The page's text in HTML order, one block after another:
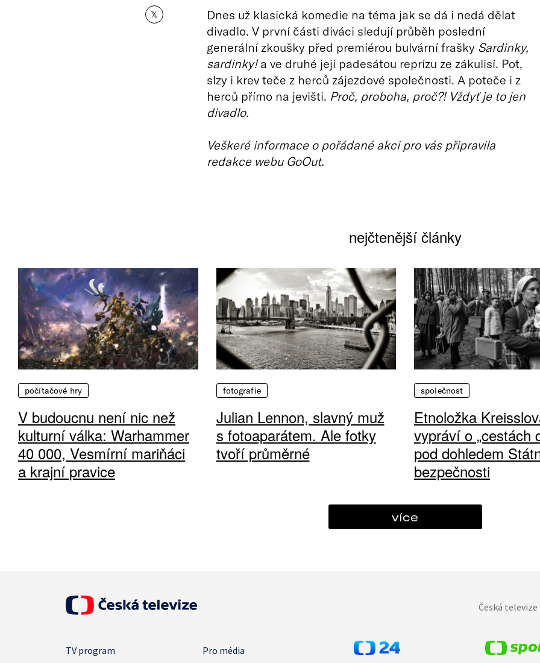
𝕏
Dnes už klasická komedie na téma jak se dá i nedá dělat
divadlo. V první části diváci sledují průběh poslední
generální zkoušky před premiérou bulvární frašky Sardinky,
sardinky!a ve druhé její padesátou reprízu ze zákulisí. Pot,
slzy i krev teče z herců zájezdové společnosti. A poteče i z
herců přímo na jevišti. Proč, proboha, proč?! Vždyť je to jen
divadlo.
Veškeré informace o pořádané akci pro vás připravila
redakce webu GoOut.
nejčtenější články
počítačové hry
V budoucnu není nic než
kulturní válka: Warhammer
40 000, Vesmírní mariňáci
a krajní pravice
fotografie
Julian Lennon, slavný muž
s fotoaparátem. Ale fotky
tvoří průměrné
společnost
Etnoložka
vypráví o „cestách
pod dohledem
bezpečnosti
více
Česká
TV program Pro média